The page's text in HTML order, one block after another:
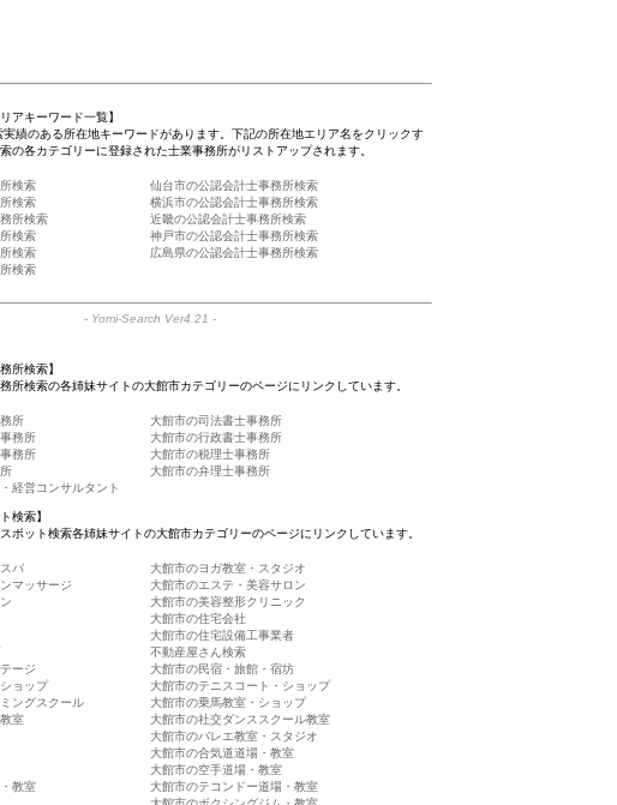
アキーワード一覧】
実績のある所在地キーワードがあります。下記の所在地エリア名をクリックす
の各カテゴリーに登録された士業事務所がリストアップされます。
検索
仙台市の公認会計士事務所検索
検索
横浜市の公認会計士事務所検索
所検索
近畿の公認会計士事務所検索
検索
神戸市の公認会計士事務所検索
検索
広島県の公認会計士事務所検索
検索
- Yomi-Search Ver4.21 -
所検索】
所検索の各姉妹サイトの大館市カテゴリーのページにリンクしています。
所
大館市の司法書士事務所
務所
大館市の行政書士事務所
務所
大館市の税理士事務所
大館市の弁理士事務所
経営コンサルタント
検索】
ポット検索各姉妹サイトの大館市カテゴリーのページにリンクしています。
パ
大館市のヨガ教室・スタジオ
マッサージ
大館市のエステ・美容サロン
大館市の美容整形クリニック
大館市の住宅会社
大館市の住宅設備工事業者
不動産屋さん検索
ージ
大館市の民宿・旅館・宿坊
ョップ
大館市のテニスコート・ショップ
ングスクール
大館市の乗馬教室・ショップ
室
大館市の社交ダンススクール教室
大館市のバレエ教室・スタジオ
大館市の合気道道場・教室
大館市の空手道場・教室
教室
大館市のテコンドー道場・教室